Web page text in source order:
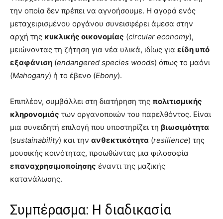
την οποία δεν πρέπει να αγνοήσουμε. Η αγορά ενός
μεταχειρισμένου οργάνου συνεισφέρει άμεσα στην
αρχή της κυκλικής οικονομίας (circular economy),
μειώνοντας τη ζήτηση για νέα υλικά, ιδίως για είδη υπό
εξαφάνιση (endangered species woods) όπως το μαόνι
(Mahogany) ή το έβενο (Ebony).
Επιπλέον, συμβάλλει στη διατήρηση της πολιτισμικής
κληρονομιάς των οργανοποιών του παρελθόντος. Είναι
μια συνειδητή επιλογή που υποστηρίζει τη βιωσιμότητα
(sustainability) και την ανθεκτικότητα (resilience) της
μουσικής κοινότητας, προωθώντας μια φιλοσοφία
επαναχρησιμοποίησης έναντι της μαζικής
κατανάλωσης.
Συμπέρασμα: Η διαδικασία